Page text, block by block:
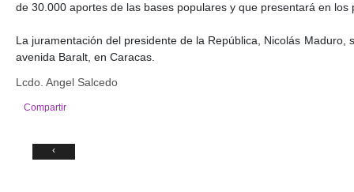
de 30.000 aportes de las bases populares y que presentará en los
La juramentación del presidente de la República, Nicolás
avenida Baralt, en Caracas.
Lcdo. Angel Salcedo
Compartir
‹